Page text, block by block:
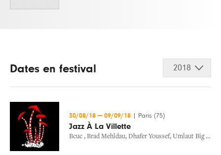
Dates en festival 2018
30/08/18 — 09/09/18 Paris (75)
Jazz À La Villette
Bcuc , Brad Mehldau, Dhafer Youssef, Umlaut Big Band